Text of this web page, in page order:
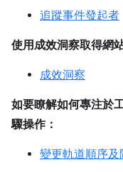
追蹤事件發起者
使用成效洞察取得網
成效洞察
如要瞭解如何專注於
驟操作：
變更軌道順序及